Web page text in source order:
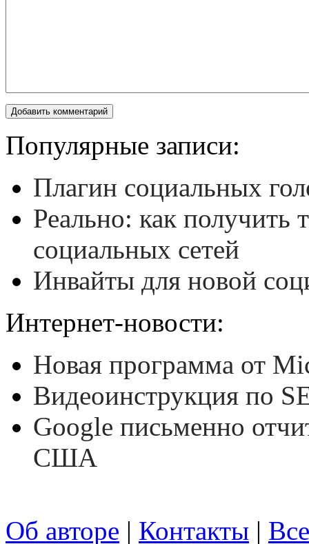
Популярные записи:
Плагин социальных
Реально: как получить
социальных сетей
Инвайты для новой
Интернет-новости:
Новая программа от
Видеоинструкция по
Google письменно
США
Об авторе | Контакты |